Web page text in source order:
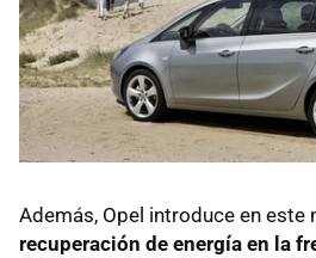
Además, Opel introduce en este
recuperación de energía en la